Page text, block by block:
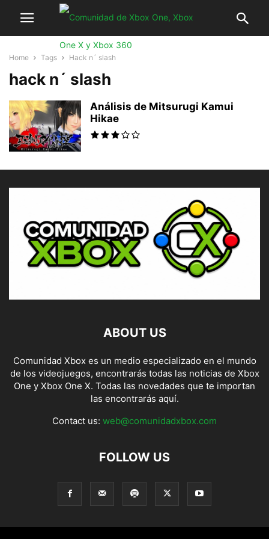
Home Tags Hack n´ slash
hack n´ slash
Análisis de Mitsurugi Kamui
Hikae
ABOUT US
Comunidad Xbox es un medio especializado en el mundo
de los videojuegos, encontrarás todas las noticias de Xbox
One y Xbox One X. Todas las novedades que te importan
las encontrarás aquí.
Contact us: web@comunidadxbox.com
FOLLOW US